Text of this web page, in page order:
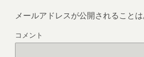
メールアドレスが公開されることは
コメント